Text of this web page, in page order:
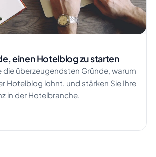
einen Hotelblog zu starten
die überzeugendsten Gründe, warum
Hotelblog lohnt, und stärken Sie Ihre
in der Hotelbranche.